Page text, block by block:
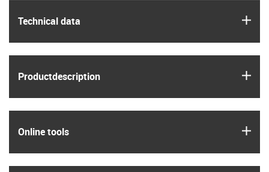
Technical data
Product­description
Online tools